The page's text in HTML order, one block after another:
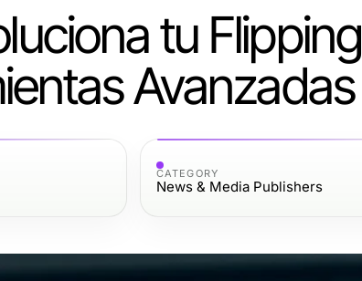
tu Flipping
Avanzadas
CATEGORY
News & Media Publishers